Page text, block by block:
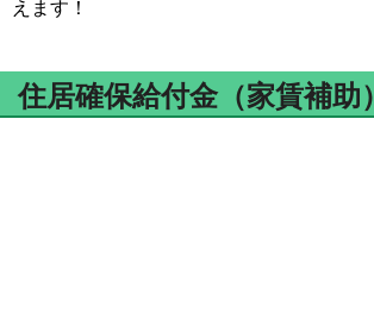
えます！
住居確保給付金（家賃補助）